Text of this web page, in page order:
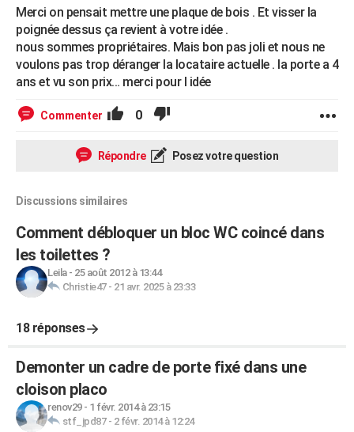
Merci on pensait mettre une plaque de bois . Et visser la
poignée dessus ça revient à votre idée .
nous sommes propriétaires. Mais bon pas joli et nous ne
voulons pas trop déranger la locataire actuelle . la porte a 4
ans et vu son prix… merci pour l idée
Commenter 0
Répondre Posez votre question
Discussions similaires
Comment débloquer un bloc WC coincé dans
les toilettes ?
Leila- 25 août 2012 à 13:44
Christie47- 21 avr. 2025 à 23:33
18 réponses
Demonter un cadre de porte fixé dans une
cloison placo
renov29- 1 févr. 2014 à 23:15
stf_jpd87- 2 févr. 2014 à 12:24